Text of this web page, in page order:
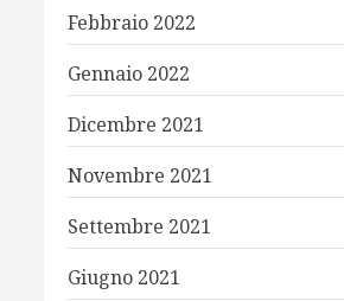
Febbraio 2022
Gennaio 2022
Dicembre 2021
Novembre 2021
Settembre 2021
Giugno 2021